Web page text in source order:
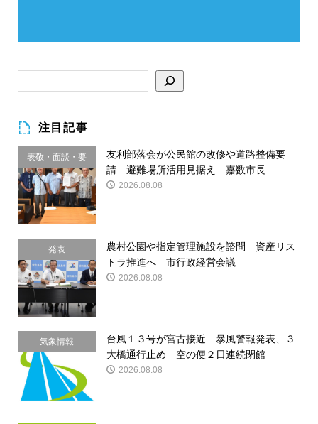
注目記事
表敬・面談・要
請
友利部落会が公民館の改修や道路整備要
請 避難場所活用見据え 嘉数市長...
2026.08.08
発表
農村公園や指定管理施設を諮問 資産リス
トラ推進へ 市行政経営会議
2026.08.08
気象情報
台風１３号が宮古接近 暴風警報発表、３
大橋通行止め 空の便２日連続閉館
2026.08.08